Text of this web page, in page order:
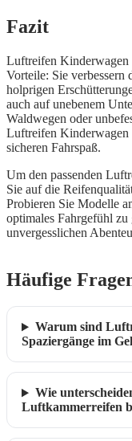
Fazit
Luftreifen Kinderwagen
Vorteile: Sie
holprigen
auch auf unebenem
Waldwegen oder
Luftreifen Kinderwagen
sicheren Fahrspaß.
Um den passenden
Sie auf die
Probieren Sie Modelle
optimales Fahrgefühl zu
unvergesslichen
Häufige
Warum sind
Spaziergänge im
Wie
Luftkammerreifen